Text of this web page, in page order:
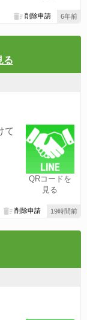
6年前
削除申請
る
QRコードを
見る
て
19時間前
削除申請